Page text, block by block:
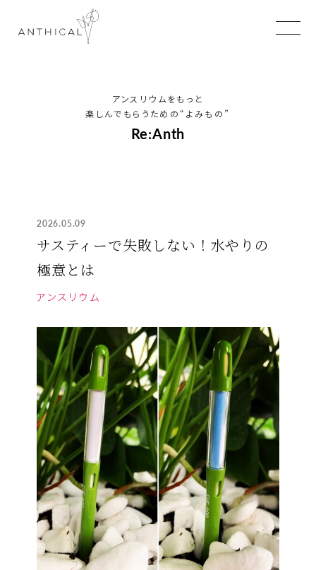
アンスリウムをもっと
楽しんでもらうための“よみもの”
Re:Anth
2026.05.09
サスティーで失敗しない！水やりの
極意とは
アンスリウム